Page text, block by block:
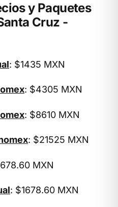
y Paquetes
Cruz -
: $1435 MXN
: $4305 MXN
: $8610 MXN
: $21525 MXN
MXN
: $1678.60 MXN